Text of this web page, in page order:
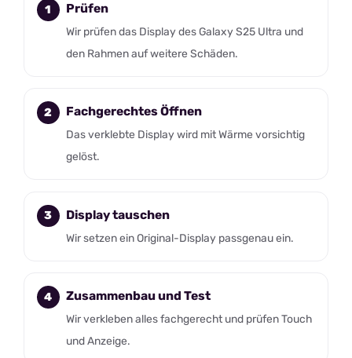
Prüfen
Wir prüfen das Display des Galaxy S25 Ultra und
den Rahmen auf weitere Schäden.
Fachgerechtes Öffnen
Das verklebte Display wird mit Wärme vorsichtig
gelöst.
Display tauschen
Wir setzen ein Original-Display passgenau ein.
Zusammenbau und Test
Wir verkleben alles fachgerecht und prüfen Touch
und Anzeige.